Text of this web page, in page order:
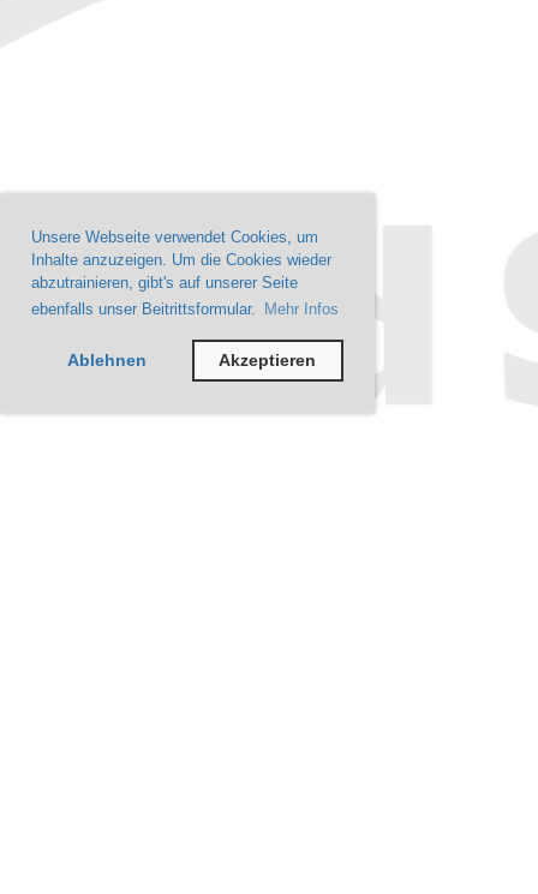
Unsere Webseite verwendet Cookies, um
Inhalte anzuzeigen. Um die Cookies wieder
abzutrainieren, gibt's auf unserer Seite
ebenfalls unser Beitrittsformular.
Mehr Infos
Ablehnen Akzeptieren